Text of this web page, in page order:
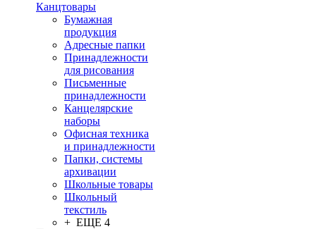
Канцтовары
Бумажная
продукция
Адресные папки
Принадлежности
для рисования
Письменные
принадлежности
Канцелярские
наборы
Офисная техника
и принадлежности
Папки, системы
архивации
Школьные товары
Школьный
текстиль
+ ЕЩЕ 4